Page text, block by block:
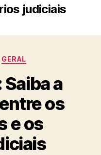
judiciais
GERAL
a
os
e os